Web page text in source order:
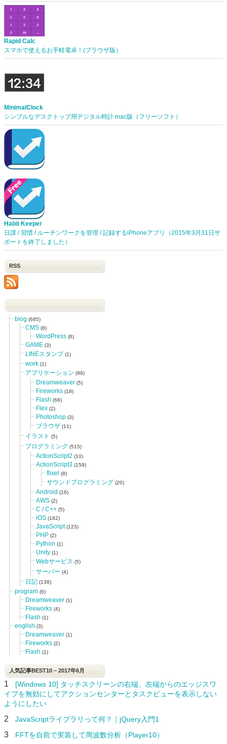
Rapid Calc
スマホで使えるお手軽電卓！(ブラウザ版）
MinimalClock
シンプルなデスクトップ用デジタル時計 mac版（フリーソフト）
Habit Keeper
日課 / 習慣 / ルーチンワークを管理 / 記録するiPhoneアプリ（2015年3月31日サ
ポートを終了しました）
RSS
blog (685)
CMS (8)
WordPress (6)
GAME (3)
LINEスタンプ (1)
work (1)
アプリケーション (99)
Dreamweaver (5)
Fireworks (18)
Flash (68)
Flex (2)
Photoshop (3)
ブラウザ (11)
イラスト (5)
プログラミング (515)
ActionScript2 (10)
ActionScript3 (159)
flixel (8)
サウンドプログラミング (20)
Android (16)
AWS (2)
C / C++ (5)
iOS (182)
JavaScript(123)
PHP (2)
Python (1)
Unity (1)
Webサービス (5)
サーバー (4)
日記 (138)
program (6)
Dreamweaver (1)
Fireworks (4)
Flash (1)
english (3)
Dreamweaver (1)
Fireworks (2)
Flash (1)
人気記事BEST10 – 2017年6月
1
[Windows 10] タッチスクリーンの右端、左端からのエッジスワ
イプを無効にしてアクションセンターとタスクビューを表示しない
ようにしたい
2 JavaScriptライブラリって何？｜jQuery入門1
3 FFTを自前で実装して周波数分析（Player10）